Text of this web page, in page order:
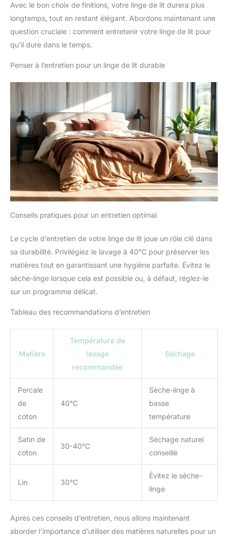
Avec le bon choix de finitions, votre linge de lit durera plus
longtemps, tout en restant élégant. Abordons maintenant une
question cruciale : comment entretenir votre linge de lit pour
qu’il dure dans le temps.
Penser à l’entretien pour un linge de lit durable
Conseils pratiques pour un entretien optimal
Le cycle d’entretien de votre linge de lit joue un rôle clé dans
sa durabilité. Privilégiez le lavage à 40°C pour préserver les
matières tout en garantissant une hygiène parfaite. Évitez le
sèche-linge lorsque cela est possible ou, à défaut, réglez-le
sur un programme délicat.
Tableau des recommandations d’entretien
Matière
Température de
lavage
recommandée
Séchage
Percale
de
coton
40°C
Sèche-linge à
basse
température
Satin de
coton
30-40°C
Séchage naturel
conseillé
Lin 30°C
Évitez le sèche-
linge
Après ces conseils d’entretien, nous allons maintenant
aborder l’importance d’utiliser des matières naturelles pour un